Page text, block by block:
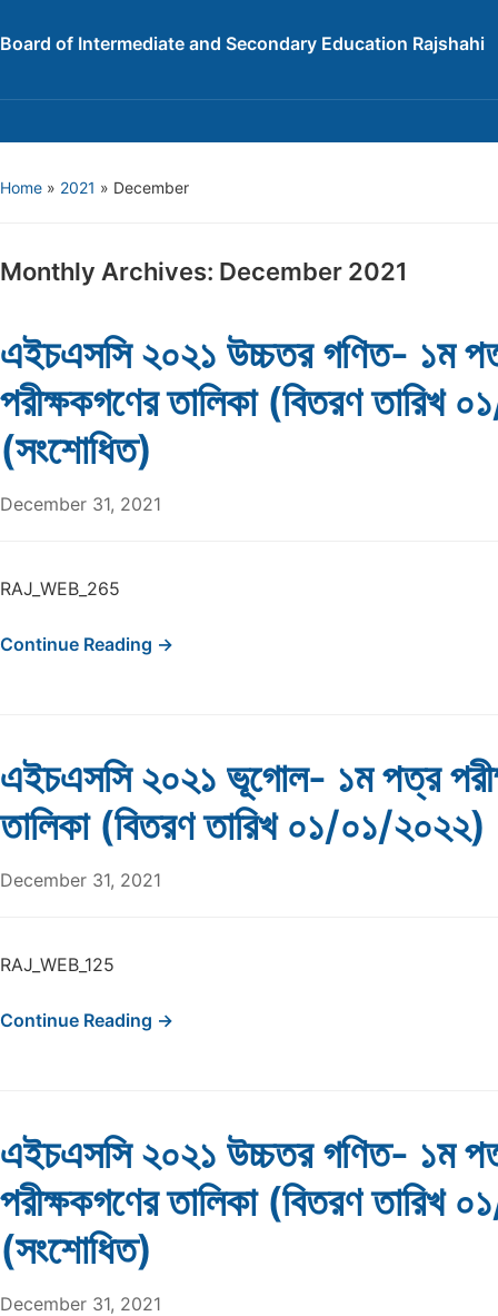
Board of Intermediate and Secondary Education Rajshahi
Home » 2021 » December
Monthly Archives: December 2021
এইচএসসি ২০২১ উচ্চতর গণিত- ১ম
পরীক্ষকগণের তালিকা (বিতরণ তারিখ
(সংশোধিত)
December 31, 2021
RAJ_WEB_265
Continue Reading →
এইচএসসি ২০২১ ভূগোল- ১ম পত্র
তালিকা (বিতরণ তারিখ ০১/০১/২০২২)
December 31, 2021
RAJ_WEB_125
Continue Reading →
এইচএসসি ২০২১ উচ্চতর গণিত- ১ম
পরীক্ষকগণের তালিকা (বিতরণ তারিখ
(সংশোধিত)
December 31, 2021